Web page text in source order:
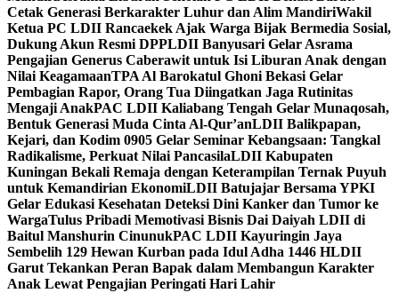
Cetak Generasi Berkarakter Luhur dan Alim MandiriWakil
Ketua PC LDII Rancaekek Ajak Warga Bijak Bermedia Sosial,
Dukung Akun Resmi DPPLDII Banyusari Gelar Asrama
Pengajian Generus Caberawit untuk Isi Liburan Anak dengan
Nilai KeagamaanTPA Al Barokatul Ghoni Bekasi Gelar
Pembagian Rapor, Orang Tua Diingatkan Jaga Rutinitas
Mengaji AnakPAC LDII Kaliabang Tengah Gelar Munaqosah,
Bentuk Generasi Muda Cinta Al-Qur’anLDII Balikpapan,
Kejari, dan Kodim 0905 Gelar Seminar Kebangsaan: Tangkal
Radikalisme, Perkuat Nilai PancasilaLDII Kabupaten
Kuningan Bekali Remaja dengan Keterampilan Ternak Puyuh
untuk Kemandirian EkonomiLDII Batujajar Bersama YPKI
Gelar Edukasi Kesehatan Deteksi Dini Kanker dan Tumor ke
WargaTulus Pribadi Memotivasi Bisnis Dai Daiyah LDII di
Baitul Manshurin CinunukPAC LDII Kayuringin Jaya
Sembelih 129 Hewan Kurban pada Idul Adha 1446 HLDII
Garut Tekankan Peran Bapak dalam Membangun Karakter
Anak Lewat Pengajian Peringati Hari Lahir